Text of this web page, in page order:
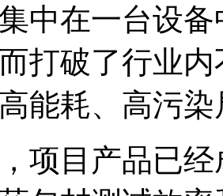
中在一台设
打破了行业
能耗、高污染
目产品已经